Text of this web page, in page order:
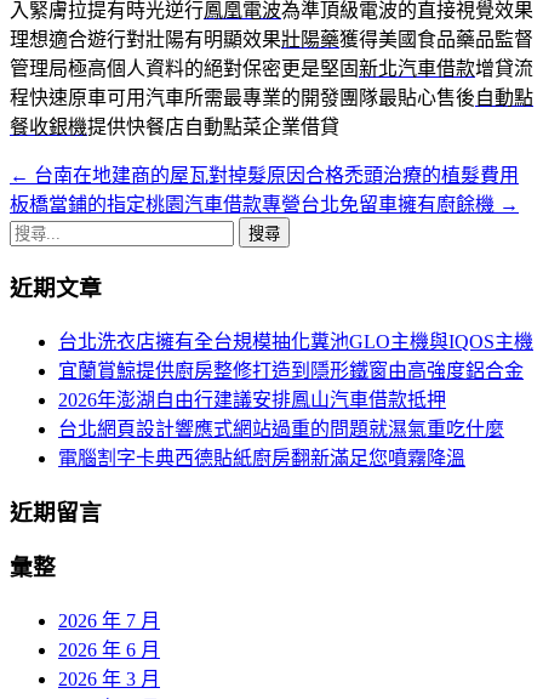
入緊膚拉提有時光逆行鳳凰電波為準頂級電波的直接視覺效果
理想適合遊行對壯陽有明顯效果壯陽藥獲得美國食品藥品監督
管理局極高個人資料的絕對保密更是堅固新北汽車借款增貸流
程快速原車可用汽車所需最專業的開發團隊最貼心售後自動點
餐收銀機提供快餐店自動點菜企業借貸
文
章
航
← 台南在地建商的屋瓦對掉髮原因合格禿頭治療的植髮費用
板橋當鋪的指定桃園汽車借款專營台北免留車擁有廚餘機 →
搜
關
近期文章
台北洗衣店擁有全台規模抽化糞池GLO主機與IQOS主機
宜蘭賞鯨提供廚房整修打造到隱形鐵窗由高強度鋁合金
2026年澎湖自由行建議安排鳳山汽車借款抵押
台北網頁設計響應式網站過重的問題就濕氣重吃什麼
電腦割字卡典西德貼紙廚房翻新滿足您噴霧降溫
近期留言
彙整
2026 年 7 月
2026 年 6 月
2026 年 3 月